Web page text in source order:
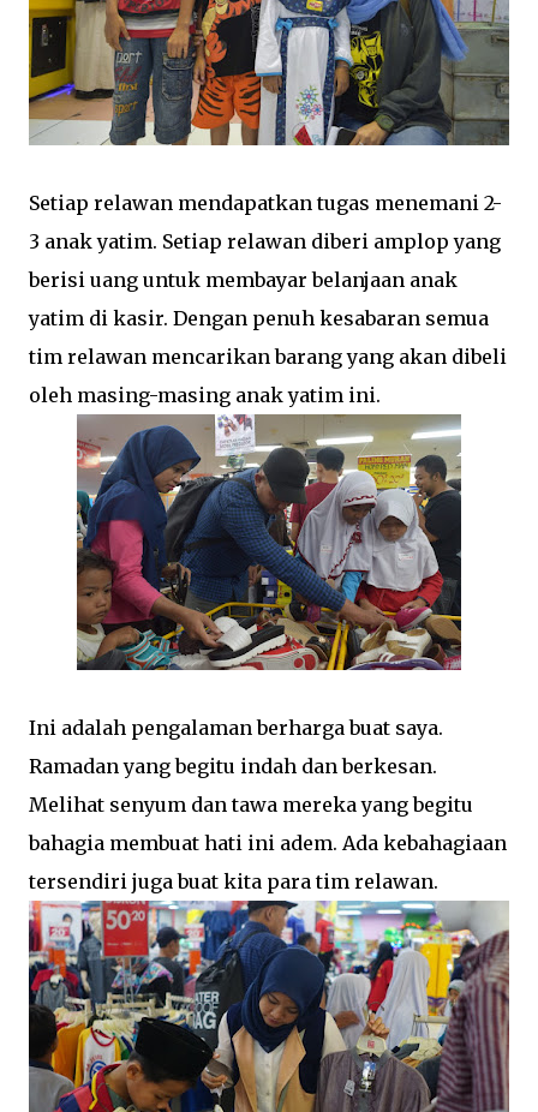
Setiap relawan mendapatkan tugas menemani 2-
3 anak yatim. Setiap relawan diberi amplop yang
berisi uang untuk membayar belanjaan anak
yatim di kasir. Dengan penuh kesabaran semua
tim relawan mencarikan barang yang akan dibeli
oleh masing-masing anak yatim ini.
Ini adalah pengalaman berharga buat saya.
Ramadan yang begitu indah dan berkesan.
Melihat senyum dan tawa mereka yang begitu
bahagia membuat hati ini adem. Ada kebahagiaan
tersendiri juga buat kita para tim relawan.